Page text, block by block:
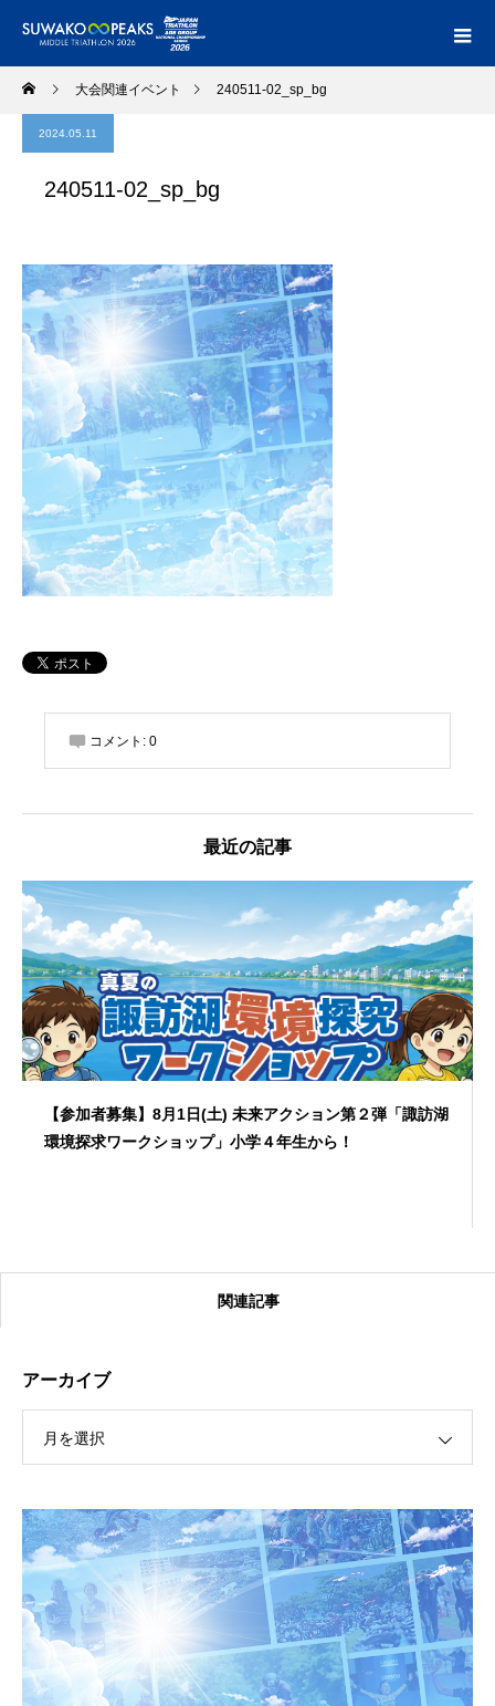
大会関連イベント 240511-02_sp_bg
2024.05.11
240511-02_sp_bg
コメント: 0
最近の記事
【参加者募集】8月1日(土) 未来アクション第２弾「諏訪湖
環境探求ワークショップ」小学４年生から！
【受付終了】2026大会同日開催！カヤックに乗って諏訪
関連記事
アーカイブ
月を選択